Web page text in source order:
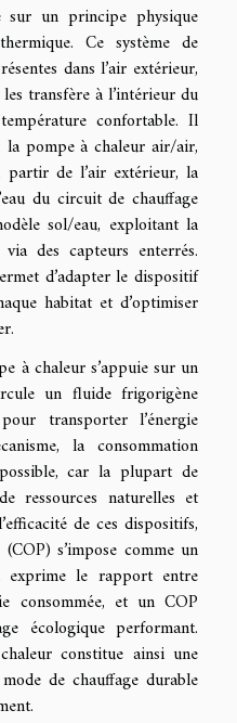
un principe physique
Ce système de
dans l’air extérieur,
transfère à l’intérieur du
confortable. Il
pompe à chaleur air/air,
de l’air extérieur, la
du circuit de chauffage
sol/eau, exploitant la
des capteurs enterrés.
d’adapter le dispositif
habitat et d’optimiser
à chaleur s’appuie sur un
un fluide frigorigène
transporter l’énergie
la consommation
car la plupart de
ressources naturelles et
de ces dispositifs,
s’impose comme un
le rapport entre
consommée, et un COP
écologique performant.
constitue ainsi une
de chauffage durable